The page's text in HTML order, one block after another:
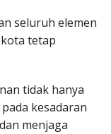
seluruh elemen
tetap
tidak hanya
kesadaran
menjaga